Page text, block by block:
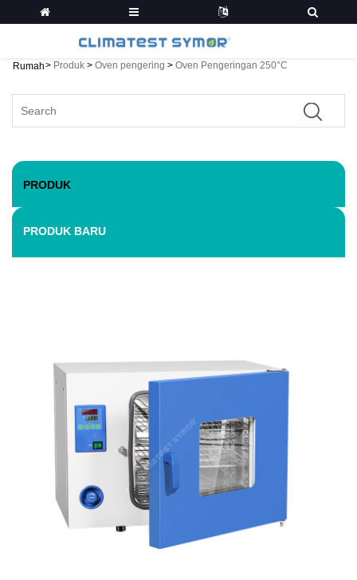
Rumah> Produk > Oven pengering > Oven Pengeringan 250°C
PRODUK
PRODUK BARU